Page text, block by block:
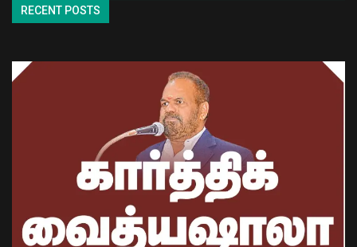
RECENT POSTS